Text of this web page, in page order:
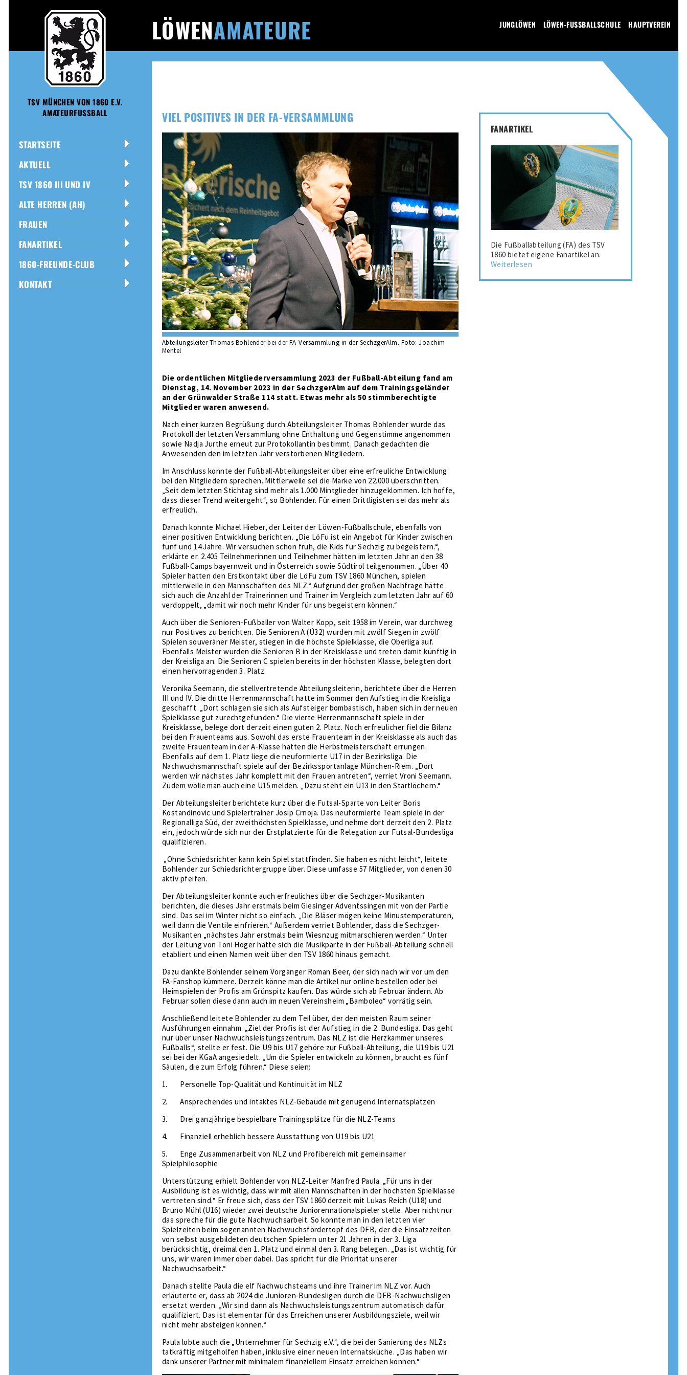
TSV MÜNCHEN VON 1860 E.V.
AMATEURFUSSBALL
LÖWENAMATEURE JUNGLÖWEN LÖWEN-FUSSBALLSCHULE HAUPTVEREIN
STARTSEITE
AKTUELL
TSV 1860 III UND IV
ALTE HERREN (AH)
FRAUEN
FANARTIKEL
1860-FREUNDE-CLUB
KONTAKT
VIEL POSITIVES IN DER FA-VERSAMMLUNG
Abteilungsleiter Thomas Bohlender bei der FA-Versammlung in der SechzgerAlm. Foto: Joachim
Mentel
Die ordentlichen Mitgliederversammlung 2023 der Fußball-Abteilung fand am
Dienstag, 14. November 2023 in der SechzgerAlm auf dem Trainingsgeländer
an der Grünwalder Straße 114 statt. Etwas mehr als 50 stimmberechtigte
Mitglieder waren anwesend.
Nach einer kurzen Begrüßung durch Abteilungsleiter Thomas Bohlender wurde das
Protokoll der letzten Versammlung ohne Enthaltung und Gegenstimme angenommen
sowie Nadja Jurthe erneut zur Protokollantin bestimmt. Danach gedachten die
Anwesenden den im letzten Jahr verstorbenen Mitgliedern.
Im Anschluss konnte der Fußball-Abteilungsleiter über eine erfreuliche Entwicklung
bei den Mitgliedern sprechen. Mittlerweile sei die Marke von 22.000 überschritten.
„Seit dem letzten Stichtag sind mehr als 1.000 Mintglieder hinzugeklommen. Ich hoffe,
dass dieser Trend weitergeht“, so Bohlender. Für einen Drittligisten sei das mehr als
erfreulich.
Danach konnte Michael Hieber, der Leiter der Löwen-Fußballschule, ebenfalls von
einer positiven Entwicklung berichten. „Die LöFu ist ein Angebot für Kinder zwischen
fünf und 14 Jahre. Wir versuchen schon früh, die Kids für Sechzig zu begeistern.“,
erklärte er. 2.405 Teilnehmerinnen und Teilnehmer hätten im letzten Jahr an den 38
Fußball-Camps bayernweit und in Österreich sowie Südtirol teilgenommen. „Über 40
Spieler hatten den Erstkontakt über die LöFu zum TSV 1860 München, spielen
mittlerweile in den Mannschaften des NLZ.“ Aufgrund der großen Nachfrage hätte
sich auch die Anzahl der Trainerinnen und Trainer im Vergleich zum letzten Jahr auf 60
verdoppelt, „damit wir noch mehr Kinder für uns begeistern können.“
Auch über die Senioren-Fußballer von Walter Kopp, seit 1958 im Verein, war durchweg
nur Positives zu berichten. Die Senioren A (Ü32) wurden mit zwölf Siegen in zwölf
Spielen souveräner Meister, stiegen in die höchste Spielklasse, die Oberliga auf.
Ebenfalls Meister wurden die Senioren B in der Kreisklasse und treten damit künftig in
der Kreisliga an. Die Senioren C spielen bereits in der höchsten Klasse, belegten dort
einen hervorragenden 3. Platz.
Veronika Seemann, die stellvertretende Abteilungsleiterin, berichtete über die Herren
III und IV. Die dritte Herrenmannschaft hatte im Sommer den Aufstieg in die Kreisliga
geschafft. „Dort schlagen sie sich als Aufsteiger bombastisch, haben sich in der neuen
Spielklasse gut zurechtgefunden.“ Die vierte Herrenmannschaft spiele in der
Kreisklasse, belege dort derzeit einen guten 2. Platz. Noch erfreulicher fiel die Bilanz
bei den Frauenteams aus. Sowohl das erste Frauenteam in der Kreisklasse als auch das
zweite Frauenteam in der A-Klasse hätten die Herbstmeisterschaft errungen.
Ebenfalls auf dem 1. Platz liege die neuformierte U17 in der Bezirksliga. Die
Nachwuchsmannschaft spiele auf der Bezirkssportanlage München-Riem. „Dort
werden wir nächstes Jahr komplett mit den Frauen antreten“, verriet Vroni Seemann.
Zudem wolle man auch eine U15 melden. „Dazu steht ein U13 in den Startlöchern.“
Der Abteilungsleiter berichtete kurz über die Futsal-Sparte von Leiter Boris
Kostandinovic und Spielertrainer Josip Crnoja. Das neuformierte Team spiele in der
Regionalliga Süd, der zweithöchsten Spielklasse, und nehme dort derzeit den 2. Platz
ein, jedoch würde sich nur der Erstplatzierte für die Relegation zur Futsal-Bundesliga
qualifizieren.
„Ohne Schiedsrichter kann kein Spiel stattfinden. Sie haben es nicht leicht“, leitete
Bohlender zur Schiedsrichtergruppe über. Diese umfasse 57 Mitglieder, von denen 30
aktiv pfeifen.
Der Abteilungsleiter konnte auch erfreuliches über die Sechzger-Musikanten
berichten, die dieses Jahr erstmals beim Giesinger Adventssingen mit von der Partie
sind. Das sei im Winter nicht so einfach. „Die Bläser mögen keine Minustemperaturen,
weil dann die Ventile einfrieren.“ Außerdem verriet Bohlender, dass die Sechzger-
Musikanten „nächstes Jahr erstmals beim Wiesnzug mitmarschieren werden.“ Unter
der Leitung von Toni Höger hätte sich die Musikparte in der Fußball-Abteilung schnell
etabliert und einen Namen weit über den TSV 1860 hinaus gemacht.
Dazu dankte Bohlender seinem Vorgänger Roman Beer, der sich nach wir vor um den
FA-Fanshop kümmere. Derzeit könne man die Artikel nur online bestellen oder bei
Heimspielen der Profis am Grünspitz kaufen. Das würde sich ab Februar ändern. Ab
Februar sollen diese dann auch im neuen Vereinsheim „Bamboleo“ vorrätig sein.
Anschließend leitete Bohlender zu dem Teil über, der den meisten Raum seiner
Ausführungen einnahm. „Ziel der Profis ist der Aufstieg in die 2. Bundesliga. Das geht
nur über unser Nachwuchsleistungszentrum. Das NLZ ist die Herzkammer unseres
Fußballs“, stellte er fest. Die U9 bis U17 gehöre zur Fußball-Abteilung, die U19 bis U21
sei bei der KGaA angesiedelt. „Um die Spieler entwickeln zu können, braucht es fünf
Säulen, die zum Erfolg führen.“ Diese seien:
1. Personelle Top-Qualität und Kontinuität im NLZ
2.Ansprechendes und intaktes NLZ-Gebäude mit genügend Internatsplätzen
3. Drei ganzjährige bespielbare Trainingsplätze für die NLZ-Teams
4. Finanziell erheblich bessere Ausstattung von U19 bis U21
5. Enge Zusammenarbeit von NLZ und Profibereich mit gemeinsamer
Spielphilosophie
Unterstützung erhielt Bohlender von NLZ-Leiter Manfred Paula. „Für uns in der
Ausbildung ist es wichtig, dass wir mit allen Mannschaften in der höchsten Spielklasse
vertreten sind.“ Er freue sich, dass der TSV 1860 derzeit mit Lukas Reich (U18) und
Bruno Mühl (U16) wieder zwei deutsche Juniorennationalspieler stelle. Aber nicht nur
das spreche für die gute Nachwuchsarbeit. So konnte man in den letzten vier
Spielzeiten beim sogenannten Nachwuchsfördertopf des DFB, der die Einsatzzeiten
von selbst ausgebildeten deutschen Spielern unter 21 Jahren in der 3. Liga
berücksichtig, dreimal den 1. Platz und einmal den 3. Rang belegen. „Das ist wichtig für
uns, wir waren immer ober dabei. Das spricht für die Priorität unserer
Nachwuchsarbeit.“
Danach stellte Paula die elf Nachwuchsteams und ihre Trainer im NLZ vor. Auch
erläuterte er, dass ab 2024 die Junioren-Bundesligen durch die DFB-Nachwuchsligen
ersetzt werden. „Wir sind dann als Nachwuchsleistungszentrum automatisch dafür
qualifiziert. Das ist elementar für das Erreichen unserer Ausbildungsziele, weil wir
nicht mehr absteigen können.“
Paula lobte auch die „Unternehmer für Sechzig e.V.“, die bei der Sanierung des NLZs
tatkräftig mitgeholfen haben, inklusive einer neuen Internatsküche. „Das haben wir
dank unserer Partner mit minimalem finanziellem Einsatz erreichen können.“
FANARTIKEL
Die Fußballabteilung (FA) des TSV
1860 bietet eigene Fanartikel an.
Weiterlesen